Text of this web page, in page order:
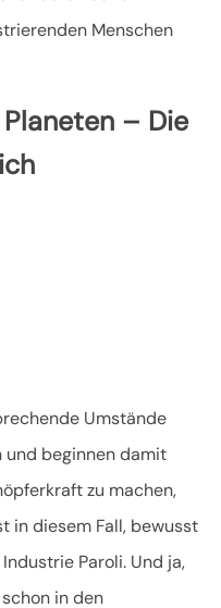
Menschen
– Die
Umstände
und beginnen damit
zu machen,
in diesem Fall, bewusst
Paroli. Und ja,
in den